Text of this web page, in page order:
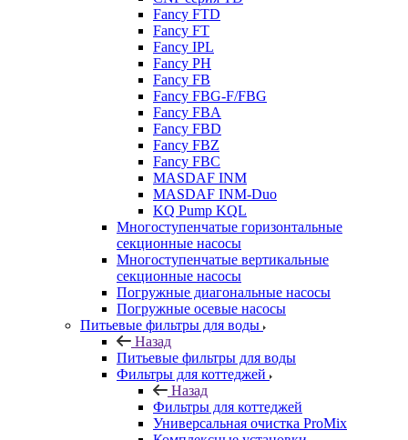
Fancy FTD
Fancy FT
Fancy IPL
Fancy PH
Fancy FB
Fancy FBG-F/FBG
Fancy FBA
Fancy FBD
Fancy FBZ
Fancy FBC
MASDAF INM
MASDAF INM-Duo
KQ Pump KQL
Многоступенчатые горизонтальные
секционные насосы
Многоступенчатые вертикальные
секционные насосы
Погружные диагональные насосы
Погружные осевые насосы
Питьевые фильтры для воды
Назад
Питьевые фильтры для воды
Фильтры для коттеджей
Назад
Фильтры для коттеджей
Универсальная очистка ProMix